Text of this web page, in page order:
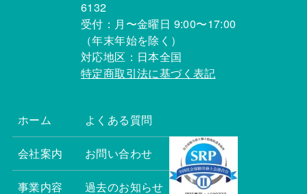
6132
受付：月〜金曜日 9:00〜17:00
（年末年始を除く）
対応地区：日本全国
特定商取引法に基づく表記
ホーム
会社案内
事業内容
よくある質問
お問い合わせ
過去のお知らせ